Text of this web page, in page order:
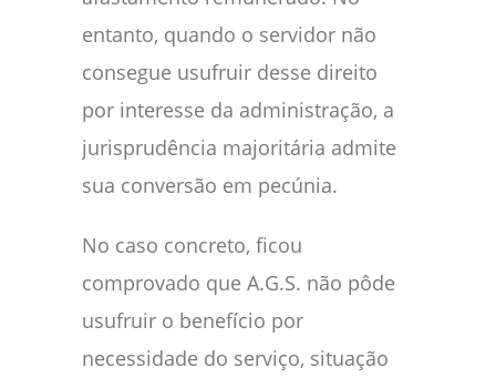
entanto, quando o servidor não
consegue usufruir desse direito
por interesse da administração, a
jurisprudência majoritária admite
sua conversão em pecúnia.
No caso concreto, ficou
comprovado que A.G.S. não pôde
usufruir o benefício por
necessidade do serviço, situação